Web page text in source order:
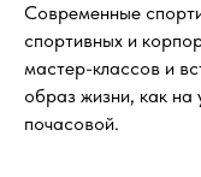
Современные
спортивных и
мастер-классов и
образ жизни, как на
почасовой.